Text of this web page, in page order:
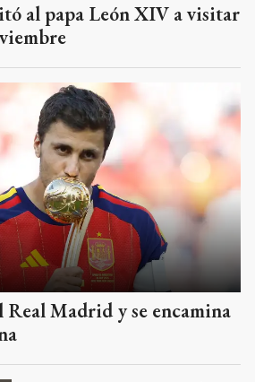
al papa León XIV a visitar
Real Madrid y se encamina